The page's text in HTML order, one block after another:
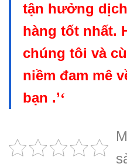
tận hưởng
hàng tốt nhất.
chúng tôi và
niềm đam mê
bạn .’‘